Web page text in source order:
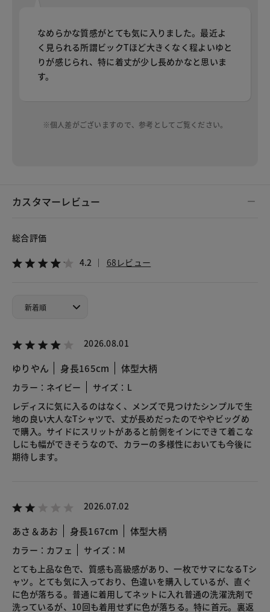
なめらかな質感がとても気に入りました。最近よ
く見られる所謂ビックTほど大きくなく程よいゆと
りが感じられ、特に着丈が少し長めかなと思いま
す。
※個人差がございますので、参考としてご覧ください。
カスタマーレビュー
総合評価
4.2 68レビュー
2026.08.01
ゆりやん 身長165cm 体型大柄
カラー：ネイビー
サイズ：L
レディスに気に入るのはなく、メンズで見つけたシンプルで生
地の良い大人なTシャツで、丈が長めだったのでややビッグめ
で購入。サイドにスリットがあると前側をインにできて着こな
しにも幅ができそうなので、カラーの多様性においても今後に
期待します。
2026.07.02
あさ＆あお 身長167cm 体型大柄
カラー：カフェ
サイズ：M
とても上品な色で、質感も高級感があり、一枚でサマになるTシ
ャツ。とても気に入っており、色違いを購入しているが、直ぐ
に色が落ちる。普通に着用してネットに入れ普通の洗濯洗剤で
洗っているが、10回も着用せずに色が落ちる。特に首元。裏返